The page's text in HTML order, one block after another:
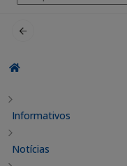
por:
Informativos
Notícias